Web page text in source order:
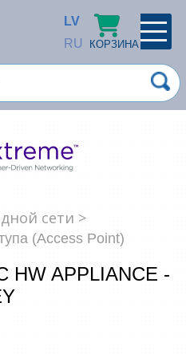
LV
RU
КОРЗИНА
сети >
(Access Point)
HW APPLIANCE -